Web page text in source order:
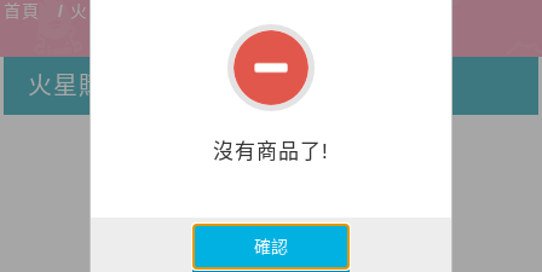
首頁 火星購物站
火星購物站
沒有商品了!
確認